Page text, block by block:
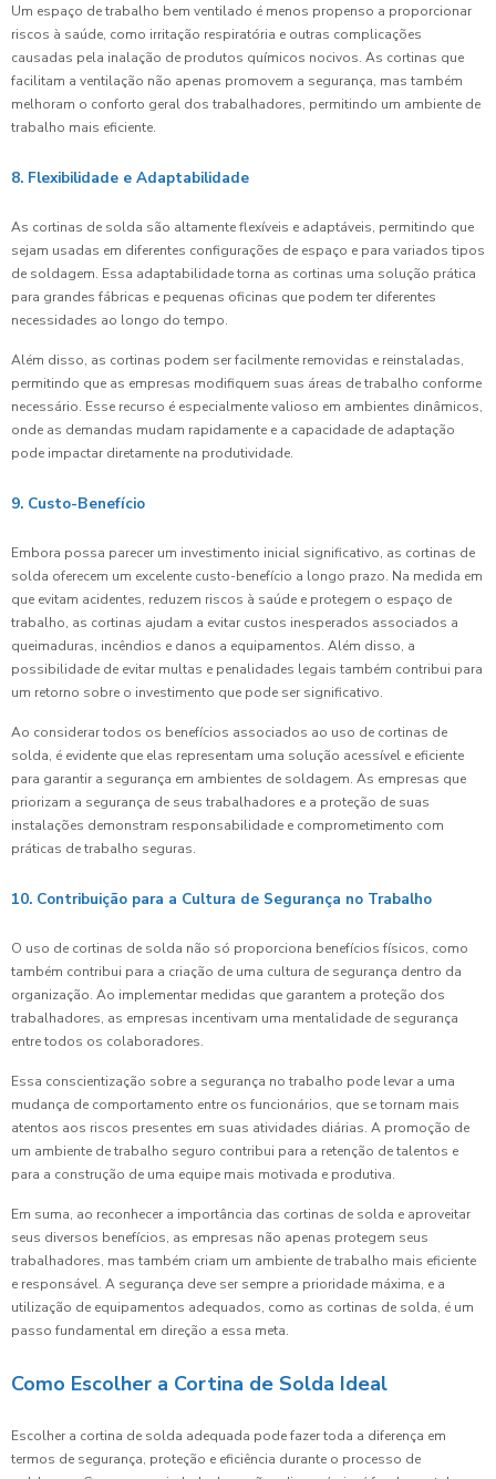
Um espaço de trabalho bem ventilado é menos propenso a proporcionar
riscos à saúde, como irritação respiratória e outras complicações
causadas pela inalação de produtos químicos nocivos. As cortinas que
facilitam a ventilação não apenas promovem a segurança, mas também
melhoram o conforto geral dos trabalhadores, permitindo um ambiente de
trabalho mais eficiente.
8. Flexibilidade e Adaptabilidade
As cortinas de solda são altamente flexíveis e adaptáveis, permitindo que
sejam usadas em diferentes configurações de espaço e para variados tipos
de soldagem. Essa adaptabilidade torna as cortinas uma solução prática
para grandes fábricas e pequenas oficinas que podem ter diferentes
necessidades ao longo do tempo.
Além disso, as cortinas podem ser facilmente removidas e reinstaladas,
permitindo que as empresas modifiquem suas áreas de trabalho conforme
necessário. Esse recurso é especialmente valioso em ambientes dinâmicos,
onde as demandas mudam rapidamente e a capacidade de adaptação
pode impactar diretamente na produtividade.
9. Custo-Benefício
Embora possa parecer um investimento inicial significativo, as cortinas de
solda oferecem um excelente custo-benefício a longo prazo. Na medida em
que evitam acidentes, reduzem riscos à saúde e protegem o espaço de
trabalho, as cortinas ajudam a evitar custos inesperados associados a
queimaduras, incêndios e danos a equipamentos. Além disso, a
possibilidade de evitar multas e penalidades legais também contribui para
um retorno sobre o investimento que pode ser significativo.
Ao considerar todos os benefícios associados ao uso de cortinas de
solda, é evidente que elas representam uma solução acessível e eficiente
para garantir a segurança em ambientes de soldagem. As empresas que
priorizam a segurança de seus trabalhadores e a proteção de suas
instalações demonstram responsabilidade e comprometimento com
práticas de trabalho seguras.
10. Contribuição para a Cultura de Segurança no Trabalho
O uso de cortinas de solda não só proporciona benefícios físicos, como
também contribui para a criação de uma cultura de segurança dentro da
organização. Ao implementar medidas que garantem a proteção dos
trabalhadores, as empresas incentivam uma mentalidade de segurança
entre todos os colaboradores.
Essa conscientização sobre a segurança no trabalho pode levar a uma
mudança de comportamento entre os funcionários, que se tornam mais
atentos aos riscos presentes em suas atividades diárias. A promoção de
um ambiente de trabalho seguro contribui para a retenção de talentos e
para a construção de uma equipe mais motivada e produtiva.
Em suma, ao reconhecer a importância das cortinas de solda e aproveitar
seus diversos benefícios, as empresas não apenas protegem seus
trabalhadores, mas também criam um ambiente de trabalho mais eficiente
e responsável. A segurança deve ser sempre a prioridade máxima, e a
utilização de equipamentos adequados, como as cortinas de solda, é um
passo fundamental em direção a essa meta.
Como Escolher a Cortina de Solda Ideal
Escolher a cortina de solda adequada pode fazer toda a diferença em
termos de segurança, proteção e eficiência durante o processo de